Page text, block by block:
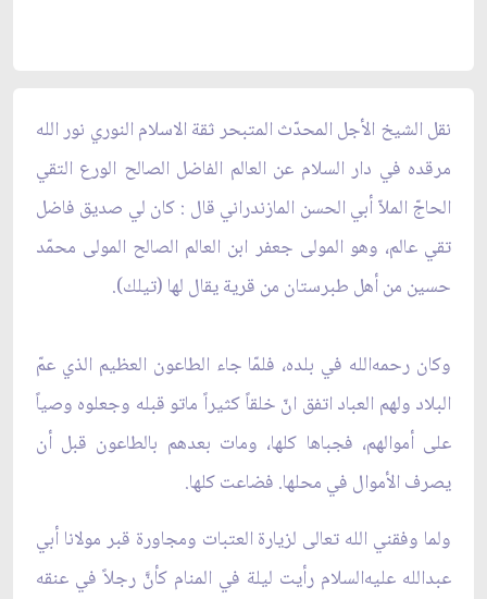
نقل الشيخ الأجل المحدّث المتبحر ثقة الاسلام النوري نور الله
مرقده في دار السلام عن العالم الفاضل الصالح الورع التقي
الحاجّ الملاّ أبي الحسن المازندراني قال : كان لي صديق فاضل
تقي عالم، وهو المولى جعفر ابن العالم الصالح المولى محمّد
حسين من أهل طبرستان من قرية يقال لها (تيلك).
وكان رحمه‌الله في بلده، فلمّا جاء الطاعون العظيم الذي عمّ
البلاد ولهم العباد اتفق انّ خلقاً كثيراً ماتو قبله وجعلوه وصياً
على أموالهم، فجباها كلها، ومات بعدهم بالطاعون قبل أن
يصرف الأموال في محلها. فضاعت كلها.
ولما وفقني الله تعالى لزيارة العتبات ومجاورة قبر مولانا أبي
عبدالله عليه‌السلام رأيت ليلة في المنام كأنَّ رجلاً في عنقه